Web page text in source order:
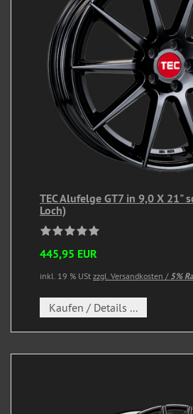
TEC Alufelge GT7 in 9,0 X 21"
Loch)
445,95 EUR
inkl. 19 % USt zzgl. Versandkosten / 5%
Kaufen / Details ...